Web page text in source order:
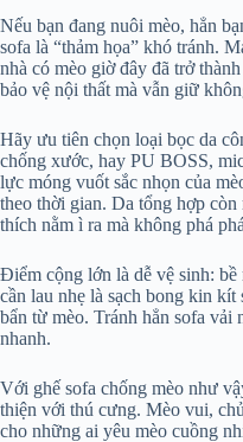
Nếu bạn đang nuôi mèo, hẳn
sofa là “thảm họa” khó tránh.
nhà có mèo giờ đây đã trở
bảo vệ nội thất mà vẫn giữ
Hãy ưu tiên chọn loại bọc da
chống xước, hay PU BOSS,
lực móng vuốt sắc nhọn của
theo thời gian. Da tổng hợp
thích nằm ì ra mà không phá
Điểm cộng lớn là dễ vệ sinh:
cần lau nhẹ là sạch bong kin
bẩn từ mèo. Tránh hẳn sofa
nhanh.
Với ghế sofa chống mèo như
thiện với thú cưng. Mèo vui,
cho những ai yêu mèo cuồng